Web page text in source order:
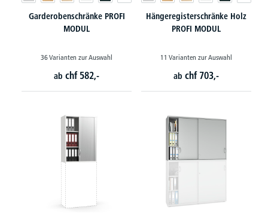
Garderobenschränke PROFI
MODUL
36 Varianten zur Auswahl
ab chf 582,-
Hängeregisterschränke Holz
PROFI MODUL
11 Varianten zur Auswahl
ab chf 703,-